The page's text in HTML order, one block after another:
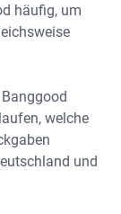
häufig, um
welche
und